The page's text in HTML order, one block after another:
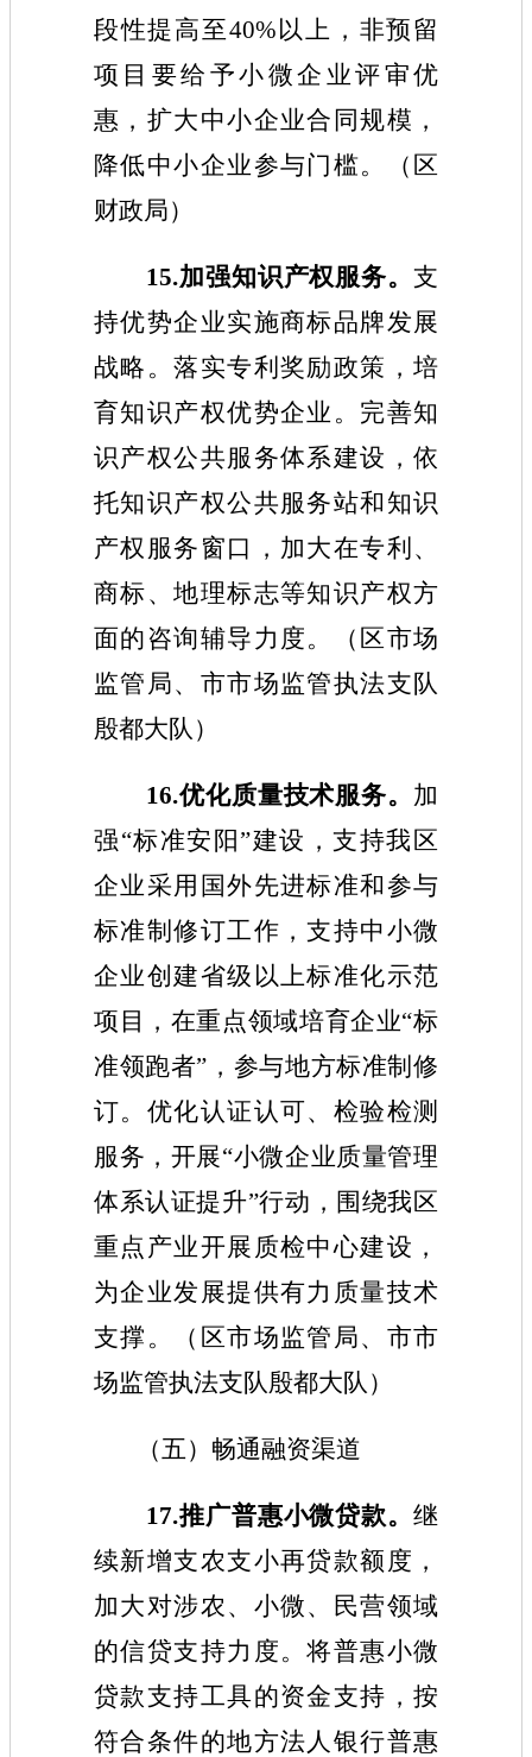
段性提高至40%以上，非预留
项目要给予小微企业评审优
惠，扩大中小企业合同规模，
降低中小企业参与门槛。（ 区
财政局）
15.加强知识产权服务。 支
持优势企业实施商标品牌发展
战略。落实专利奖励政策，培
育知识产权优势企业。完善知
识产权公共服务体系建设，依
托知识产权公共服务站和知识
产权服务窗口，加大在专利、
商标、地理标志等知识产权方
面的咨询辅导力度。（ 区市场
监管局、市市场监管执法支队
殷都大队 ）
16.优化质量技术服务。 加
强“标准安阳”建设，支持我区
企业采用国外先进标准和参与
标准制修订工作，支持中小微
企业创建省级以上标准化示范
项目，在重点领域培育企业“标
准领跑者”，参与地方标准制修
订。优化认证认可、检验检测
服务，开展“小微企业质量管理
体系认证提升”行动，围绕我区
重点产业开展质检中心建设，
为企业发展提供有力质量技术
支撑。（ 区市场监管局、市市
场监管执法支队殷都大队 ）
（五）畅通融资渠道
17.推广普惠小微贷款。 继
续新增支农支小再贷款额度 ，
加大对涉农、小微、民营领域
的信贷支持力度。将普惠小微
贷款支持工具的资金支持 ，按
符合条件的地方法人银行普惠